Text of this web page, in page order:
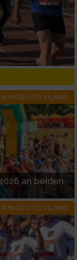
RUN-DEUTSCHLAND
an beiden
RUN-DEUTSCHLAND